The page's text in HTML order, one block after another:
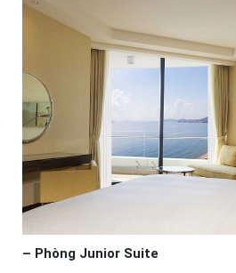
– Phòng Junior Suite